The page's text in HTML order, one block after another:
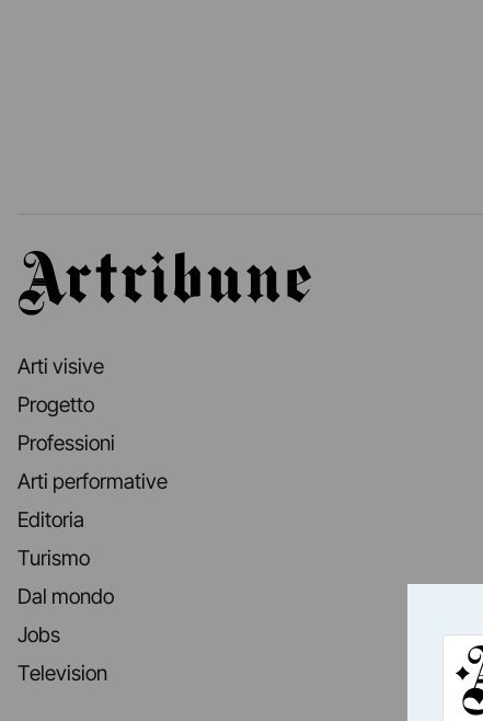
Artribune
Arti visive
Progetto
Professioni
Arti performative
Editoria
Turismo
Dal mondo
Jobs
Television